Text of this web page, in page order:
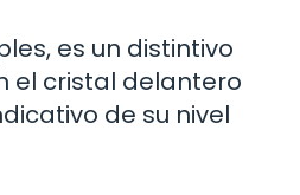
es un distintivo
el cristal delantero
de su nivel